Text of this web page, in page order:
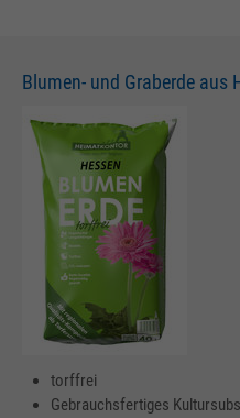
Blumen- und Graberde aus
torffrei
Gebrauchsfertiges